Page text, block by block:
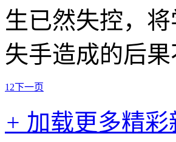
生已然失控，
失手造成的后
1 2下一页
+ 加载更多精彩